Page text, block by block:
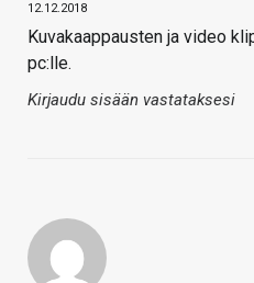
12.12.2018
Kuvakaappausten ja video
pc:lle.
Kirjaudu sisään vastataksesi